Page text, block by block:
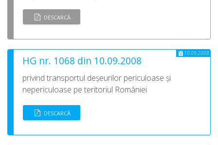
DESCARCĂ
HG nr. 1068 din 10.09.2008
privind transportul deșeurilor periculoase și
nepericuloase pe teritoriul României
DESCARCĂ
10.09.2008